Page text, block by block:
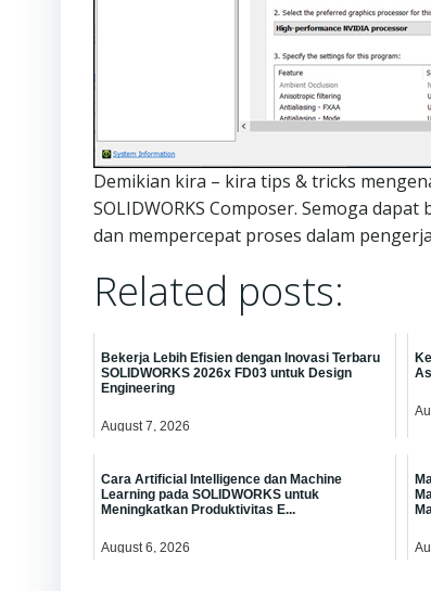
Demikian kira – kira tips & tricks
SOLIDWORKS Composer. Semoga
dan mempercepat proses dalam
Related posts:
Bekerja Lebih Efisien dengan Inovasi Terbaru
SOLIDWORKS 2026x FD03 untuk Design
Engineering
August 7, 2026
Cara Artificial Intelligence dan Machine
Learning pada SOLIDWORKS untuk
Meningkatkan Produktivitas E...
August 6, 2026